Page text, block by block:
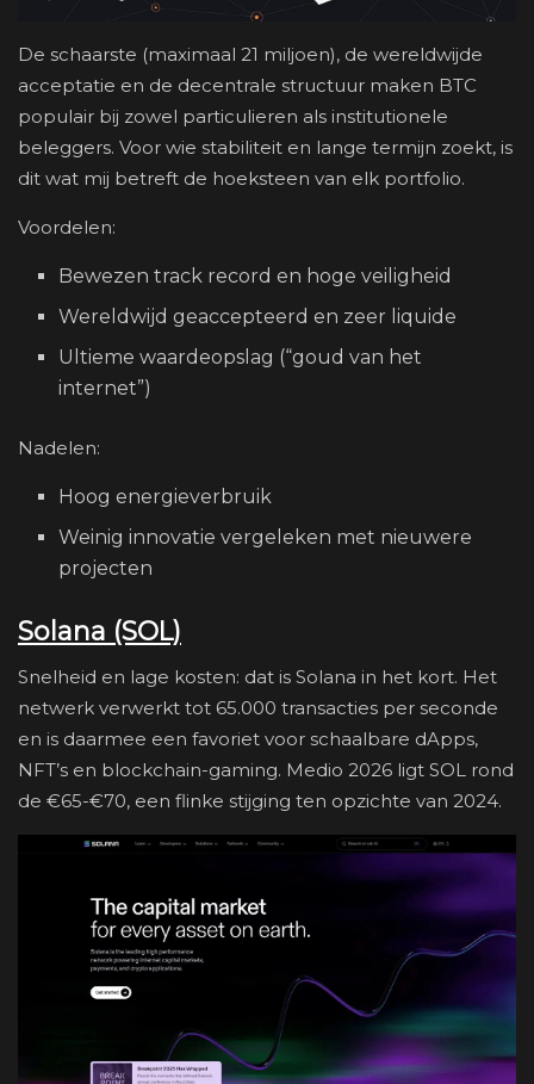
De schaarste (maximaal 21 miljoen), de wereldwijde
acceptatie en de decentrale structuur maken BTC
populair bij zowel particulieren als institutionele
beleggers. Voor wie stabiliteit en lange termijn zoekt, is
dit wat mij betreft de hoeksteen van elk portfolio.
Voordelen:
Bewezen track record en hoge veiligheid
Wereldwijd geaccepteerd en zeer liquide
Ultieme waardeopslag (“goud van het
internet”)
Nadelen:
Hoog energieverbruik
Weinig innovatie vergeleken met nieuwere
projecten
Solana (SOL)
Snelheid en lage kosten: dat is Solana in het kort. Het
netwerk verwerkt tot 65.000 transacties per seconde
en is daarmee een favoriet voor schaalbare dApps,
NFT’s en blockchain-gaming. Medio 2026 ligt SOL rond
de €65-€70, een flinke stijging ten opzichte van 2024.